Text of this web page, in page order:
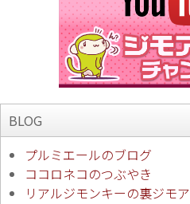
BLOG
プルミエールのブログ
ココロネコのつぶやき
リアルジモンキーの裏ジモア